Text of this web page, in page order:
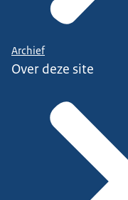
Archief
Over deze site